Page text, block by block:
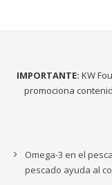
IMPORTANTE: KW
promociona
Omega-3 en el
pescado ayuda al